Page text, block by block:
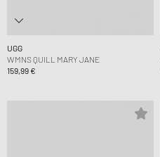
UGG
WMNS QUILL MARY JANE
159,99 €